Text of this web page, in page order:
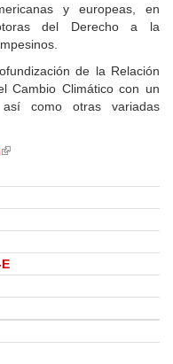
y europeas, en
del Derecho a la
de la Relación
Cambio Climático con un
como otras variadas
(link
external)